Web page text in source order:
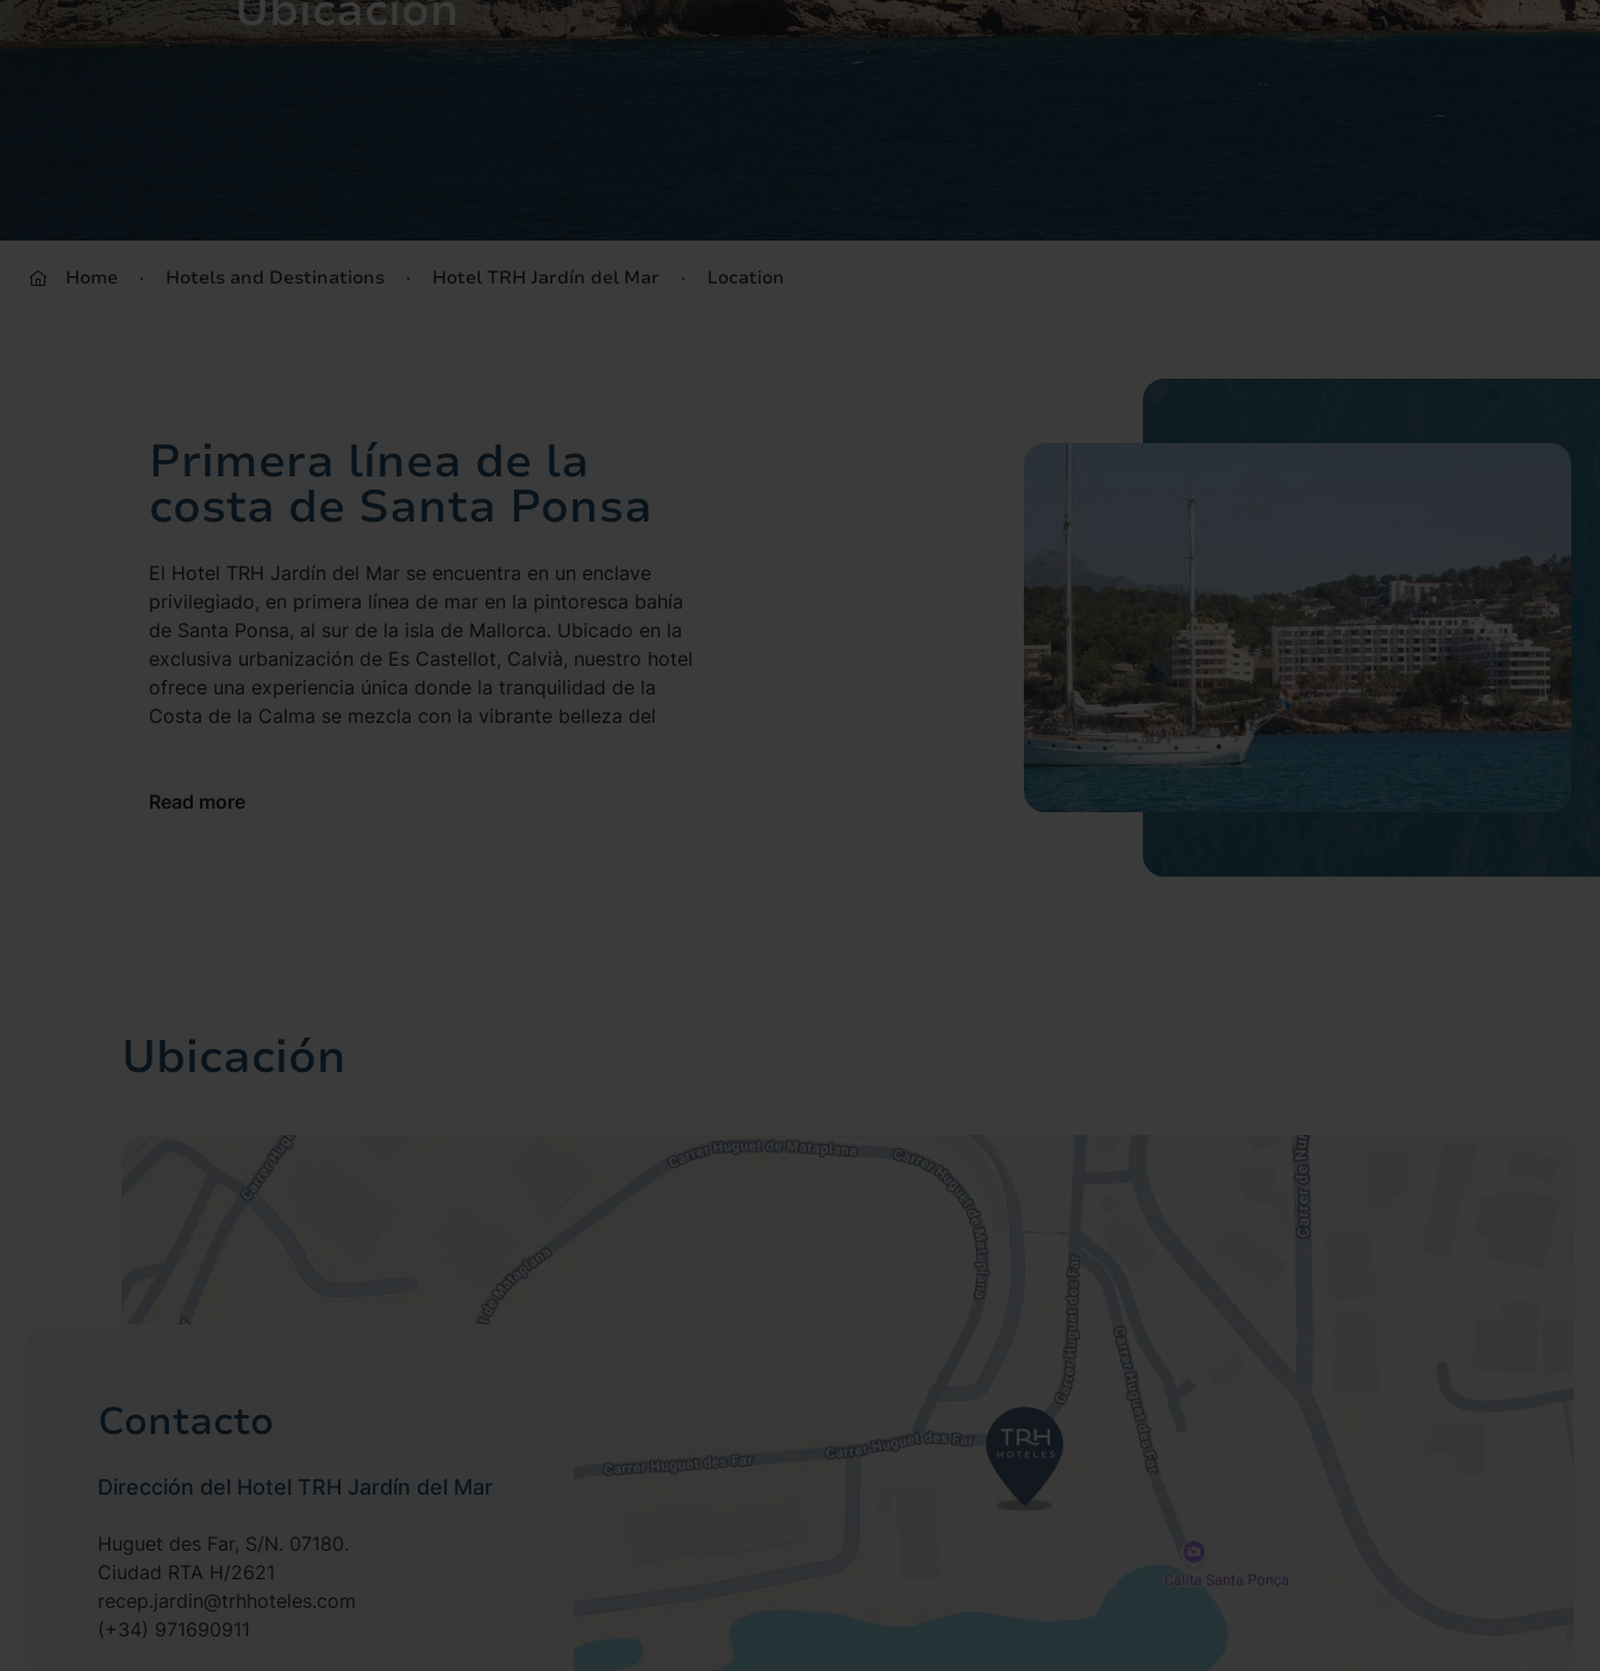
Málaga Majorca
Home Hotels and Destinations Hotel TRH Jardín del Mar Location
Primera línea de la
costa de Santa Ponsa
El Hotel TRH Jardín del Mar se encuentra en un enclave
privilegiado, en primera línea de mar en la pintoresca bahía
de Santa Ponsa, al sur de la isla de Mallorca. Ubicado en la
exclusiva urbanización de Es Castellot, Calvià, nuestro hotel
ofrece una experiencia única donde la tranquilidad de la
Costa de la Calma se mezcla con la vibrante belleza del
La ubicación es ideal: estamos a solo 900 metros de la
todo lo que Mallorca tiene para ofrecer, ya sea para
Read more
Ubicación
Contacto
Dirección del Hotel TRH Jardín del Mar
Huguet des Far, S/N. 07180.
Ciudad RTA H/2621
recep.jardin@trhhoteles.com
(+34) 971690911